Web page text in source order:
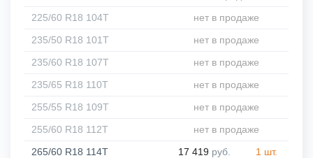
225/60 R18 104T
нет в продаже
235/50 R18 101T
нет в продаже
235/60 R18 107T
нет в продаже
235/65 R18 110T
нет в продаже
255/55 R18 109T
нет в продаже
255/60 R18 112T
нет в продаже
265/60 R18 114T
17 419руб.
1 шт.